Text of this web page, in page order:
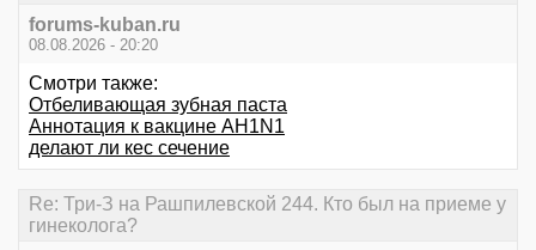
forums-kuban.ru
08.08.2026 - 20:20
Смотри также:
Отбеливающая зубная паста
Аннотация к вакцине AH1N1
делают ли кес сечение
Re: Три-З на Рашпилевской 244. Кто был на приеме у
гинеколога?